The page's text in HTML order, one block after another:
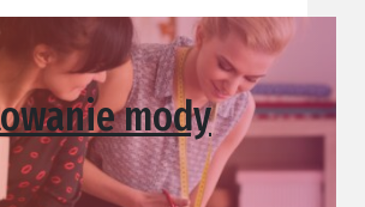
mody